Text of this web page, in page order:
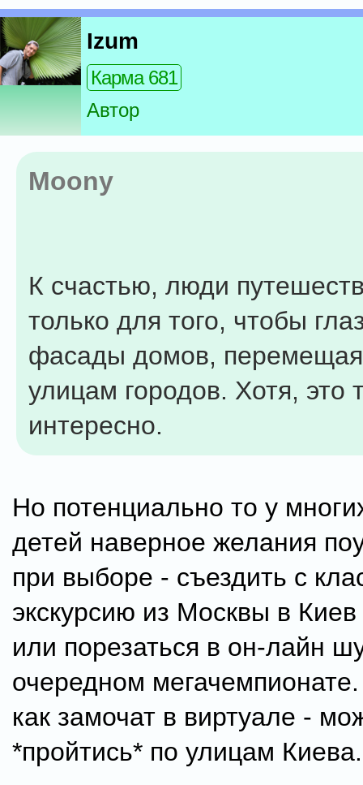
Izum
Карма 681
Автор
Moony
К счастью, люди
только для того, чтобы
фасады домов,
улицам городов. Хотя, это
интересно.
Но потенциально то у
детей наверное желания
при выборе - съездить с
экскурсию из Москвы в
или порезаться в он-лайн
очередном
как замочат в виртуале -
*пройтись* по улицам Киева.